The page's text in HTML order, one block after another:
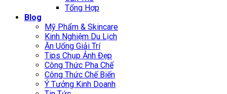
Tổng Hợp
Blog
Mỹ Phẩm & Skincare
Kinh Nghiệm Du Lịch
Ăn Uống Giải Trí
Tips Chụp Ảnh Đẹp
Công Thức Pha Chế
Công Thức Chế Biến
Ý Tưởng Kinh Doanh